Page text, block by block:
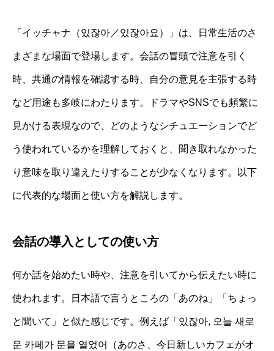
「イッチャナ（있잖아／있잖아요）」は、日常生活のさ
まざまな場面で登場します。会話の冒頭で注意を引く
時、共通の情報を確認する時、自分の意見を主張する時
など用途も多岐にわたります。ドラマやSNSでも頻繁に
見かける表現なので、どのようなシチュエーションでど
う使われているかを理解しておくと、聞き取れなかった
り意味を取り違えたりすることが少なくなります。以下
に代表的な場面と使い方を解説します。
会話の導入としての使い方
何か話を始めたい時や、注意を引いてから伝えたい時に
使われます。日本語で言うところの「あのね」「ちょっ
と聞いて」と似た感じです。例えば「있잖아, 오늘 새로
운 카페가 문을 열었어（あのさ、今日新しいカフェがオ